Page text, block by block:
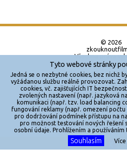
© 2026
Všechna práva
Powered by
Reklama
Sítě
Redakce
Jakékoliv užití obsahu je bez
Tyto webové stránky
Jedná se o nezbytné cookies, bez nichž
vyžádanou službu reálně provozovat.
cookies, vč. zajišťujících IT
zvolených nastavení (např. jazyková
komunikaci (např. tzv. load balancing
fungování reklamy (např. omezení
pro dodržování podmínek přístupu na
pro možnost testování nových řešení
osobní údaje. Prohlížením a
Souhlasím